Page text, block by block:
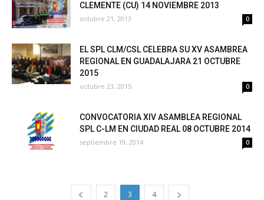
CLEMENTE (CU) 14 NOVIEMBRE 2013
octubre 21, 2013 0
EL SPL CLM/CSL CELEBRA SU XV ASAMBREA
REGIONAL EN GUADALAJARA 21 OCTUBRE
2015
octubre 23, 2015 0
CONVOCATORIA XIV ASAMBLEA REGIONAL
SPL C-LM EN CIUDAD REAL 08 OCTUBRE 2014
septiembre 19, 2014 0
2 3 4